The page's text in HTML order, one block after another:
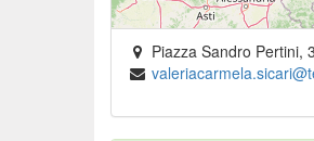
Piazza Sandro Pertini,